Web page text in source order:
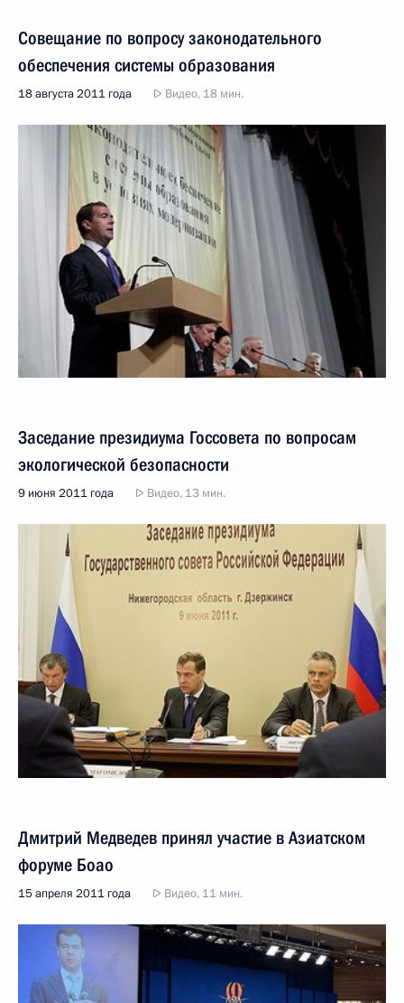
Совещание по вопросу законодательного
обеспечения системы образования
18 августа 2011 года Видео, 18 мин.
Заседание президиума Госсовета по вопросам
экологической безопасности
9 июня 2011 года Видео, 13 мин.
Дмитрий Медведев принял участие в Азиатском
форуме Боао
15 апреля 2011 года Видео, 11 мин.